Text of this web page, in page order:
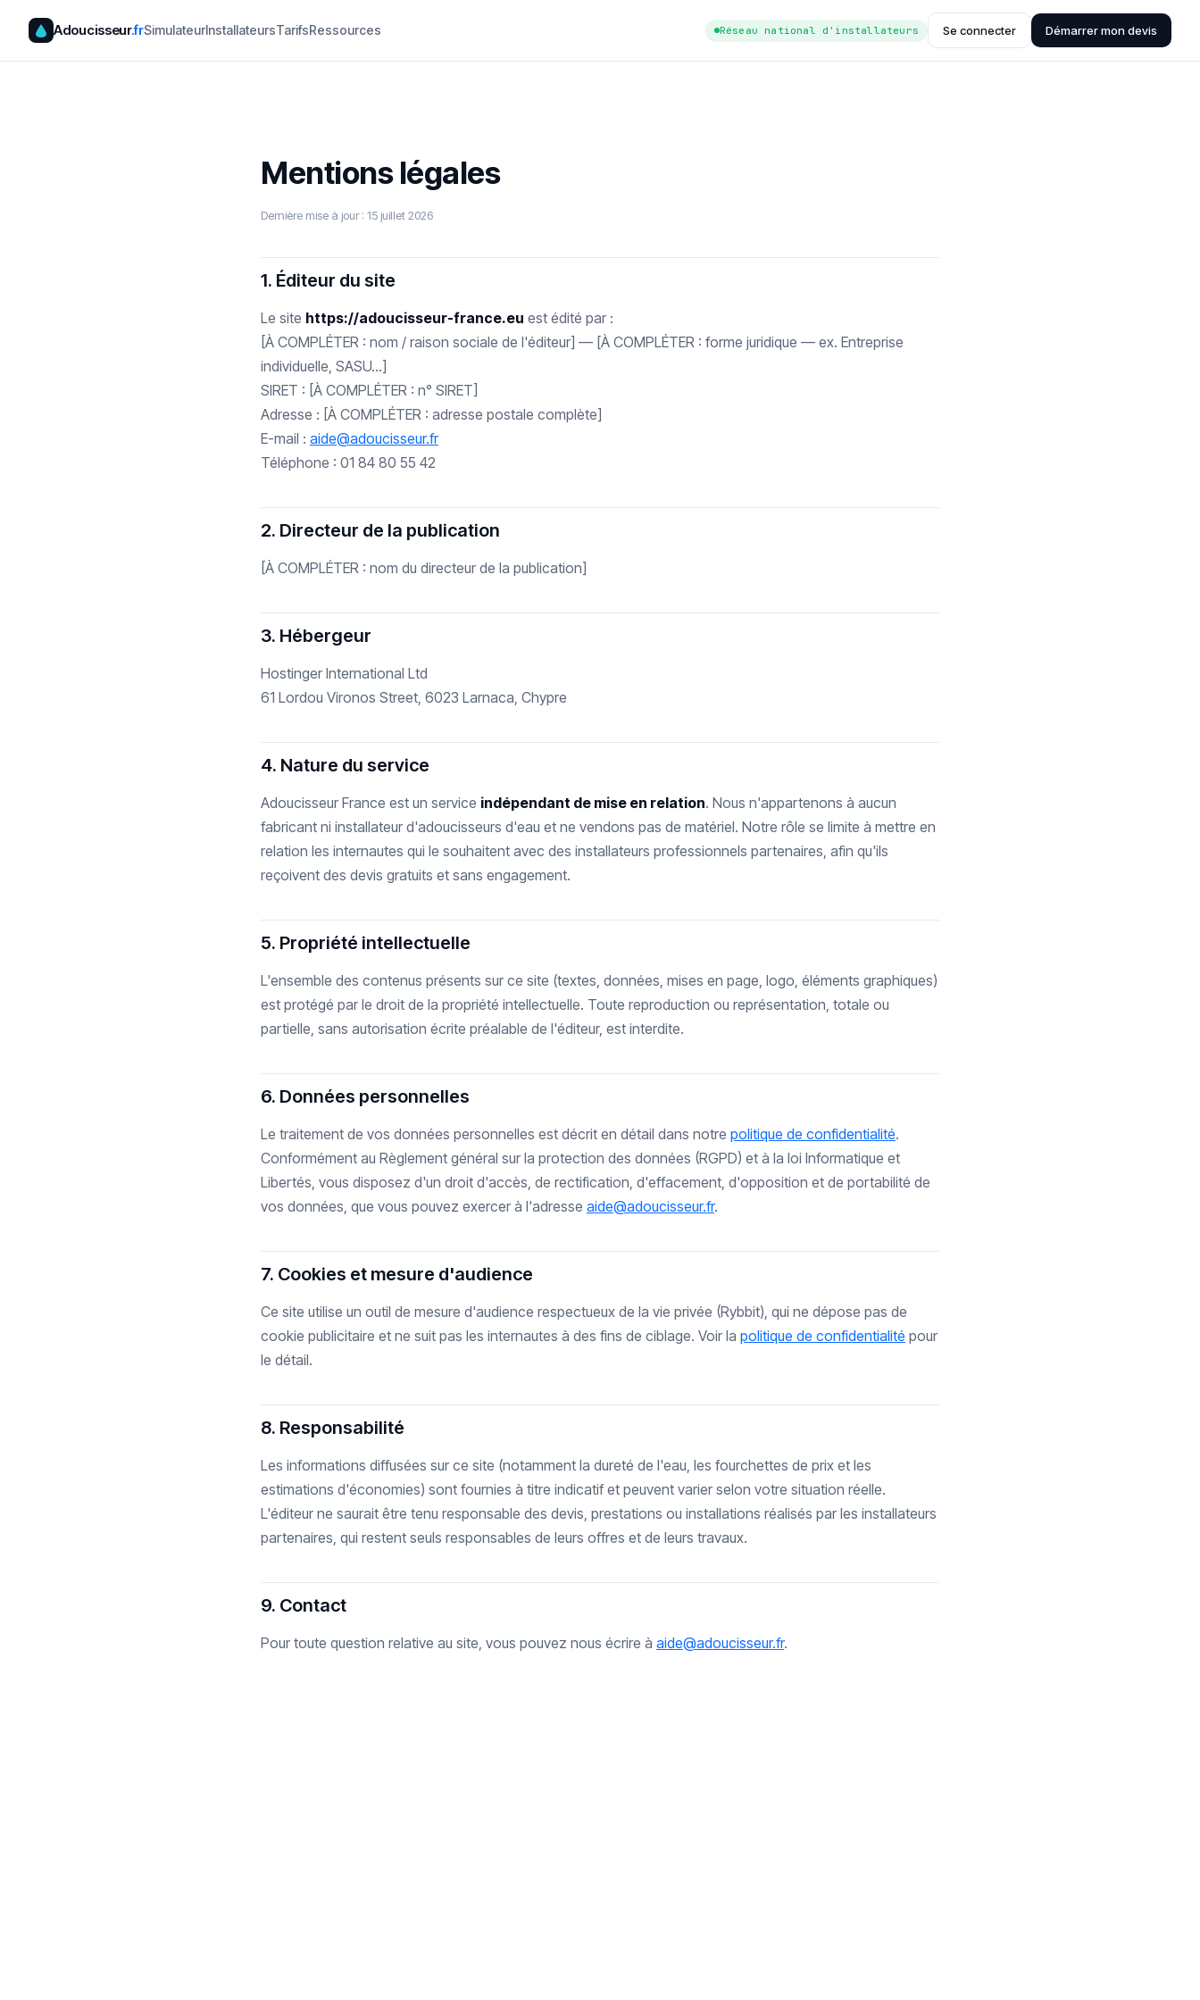
Adoucisseur.frSimulateurInstallateursTarifsRessources Réseau national d'installateurs Se connecter Démarrer mon devis
Mentions légales
Dernière mise à jour : 15 juillet 2026
1. Éditeur du site
Le site https://adoucisseur-france.eu est édité par :
[À COMPLÉTER : nom / raison sociale de l'éditeur] — [À COMPLÉTER : forme juridique — ex. Entreprise
individuelle, SASU…]
SIRET : [À COMPLÉTER : n° SIRET]
Adresse : [À COMPLÉTER : adresse postale complète]
E-mail : aide@adoucisseur.fr
Téléphone : 01 84 80 55 42
2. Directeur de la publication
[À COMPLÉTER : nom du directeur de la publication]
3. Hébergeur
Hostinger International Ltd
61 Lordou Vironos Street, 6023 Larnaca, Chypre
4. Nature du service
Adoucisseur France est un service indépendant de mise en relation. Nous n'appartenons à aucun
fabricant ni installateur d'adoucisseurs d'eau et ne vendons pas de matériel. Notre rôle se limite à mettre en
relation les internautes qui le souhaitent avec des installateurs professionnels partenaires, afin qu'ils
reçoivent des devis gratuits et sans engagement.
5. Propriété intellectuelle
L'ensemble des contenus présents sur ce site (textes, données, mises en page, logo, éléments graphiques)
est protégé par le droit de la propriété intellectuelle. Toute reproduction ou représentation, totale ou
partielle, sans autorisation écrite préalable de l'éditeur, est interdite.
6. Données personnelles
Le traitement de vos données personnelles est décrit en détail dans notre politique de confidentialité.
Conformément au Règlement général sur la protection des données (RGPD) et à la loi Informatique et
Libertés, vous disposez d'un droit d'accès, de rectification, d'effacement, d'opposition et de portabilité de
vos données, que vous pouvez exercer à l'adresse aide@adoucisseur.fr.
7. Cookies et mesure d'audience
Ce site utilise un outil de mesure d'audience respectueux de la vie privée (Rybbit), qui ne dépose pas de
cookie publicitaire et ne suit pas les internautes à des fins de ciblage. Voir la politique de confidentialité pour
le détail.
8. Responsabilité
Les informations diffusées sur ce site (notamment la dureté de l'eau, les fourchettes de prix et les
estimations d'économies) sont fournies à titre indicatif et peuvent varier selon votre situation réelle.
L'éditeur ne saurait être tenu responsable des devis, prestations ou installations réalisés par les installateurs
partenaires, qui restent seuls responsables de leurs offres et de leurs travaux.
9. Contact
Pour toute question relative au site, vous pouvez nous écrire à aide@adoucisseur.fr.